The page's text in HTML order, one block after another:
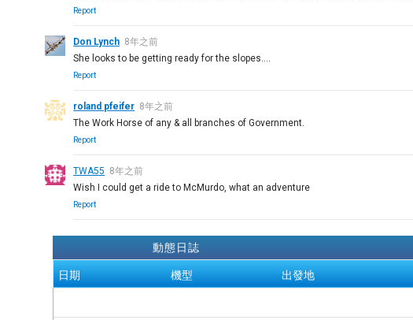
Report
Don Lynch 8年之前
She looks to be getting ready for the slopes....
Report
roland pfeifer 8年之前
The Work Horse of any & all branches of Government.
Report
TWA55 8年之前
Wish I could get a ride to McMurdo, what an adventure
Report
動態日誌
日期 機型 出發地